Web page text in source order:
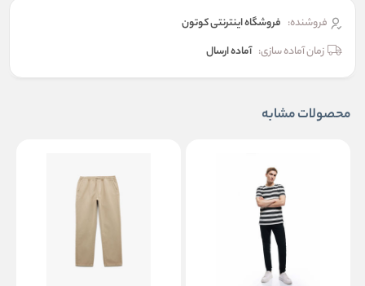
فروشنده: فروشگاه اینترنتی کوتون
زمان آماده سازی: آماده ارسال
محصولات مشابه